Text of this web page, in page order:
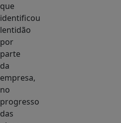
que
identificou
lentidão
por
parte
da
empresa,
no
progresso
das